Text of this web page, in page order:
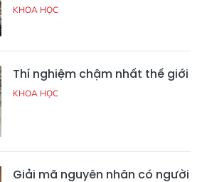
KHOA HỌC
Thí nghiệm chậm nhất thế giới
KHOA HỌC
Giải mã nguyên nhân có người